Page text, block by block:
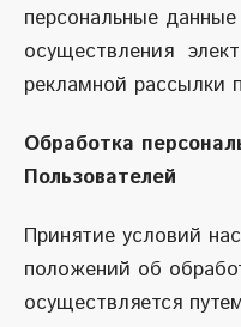
персональные
осуществления
рекламной рассылки
Обработка
Пользователей
Принятие условий
положений об
осуществляется